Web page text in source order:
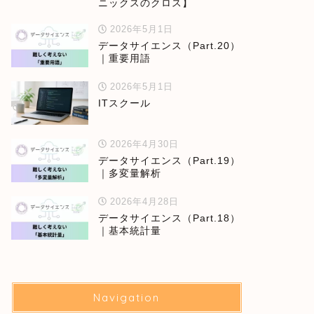
ニックスのクロス】
2026年5月1日
データサイエンス（Part.20）
｜重要用語
2026年5月1日
ITスクール
2026年4月30日
データサイエンス（Part.19）
｜多変量解析
2026年4月28日
データサイエンス（Part.18）
｜基本統計量
Navigation